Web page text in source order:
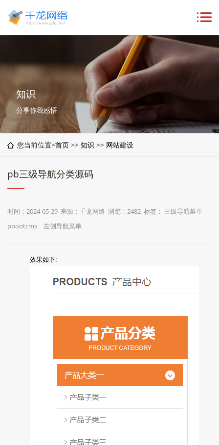
知识
分享你我感悟
您当前位置>首页 >> 知识 >> 网站建设
pb三级导航分类源码
时间：2024-05-29 来源：千龙网络 浏览：2482 标签： 三级导航菜单
pbootcms
左侧导航菜单
效果如下: